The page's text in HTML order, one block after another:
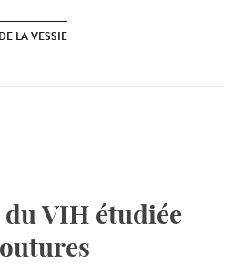
LA VESSIE
VIH étudiée